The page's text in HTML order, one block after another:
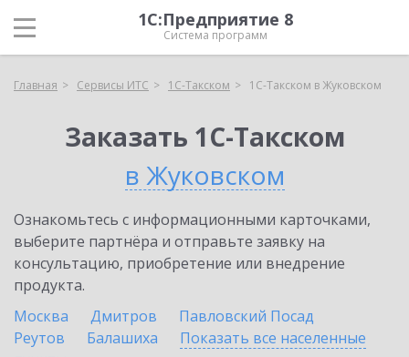
1С:Предприятие 8
Система программ
Главная Сервисы ИТС 1С-Такском 1С-Такском в Жуковском
Заказать 1С-Такском
в Жуковском
Ознакомьтесь с информационными карточками,
выберите партнёра и отправьте заявку на
консультацию, приобретение или внедрение
продукта.
Москва
Дмитров
Павловский Посад
Реутов
Балашиха
Показать все населенные